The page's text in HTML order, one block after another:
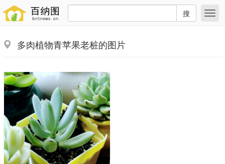
搜
多肉植物青苹果老桩的图片